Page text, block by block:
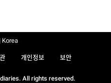
All rights reserved.
개인정보 보안
Korea